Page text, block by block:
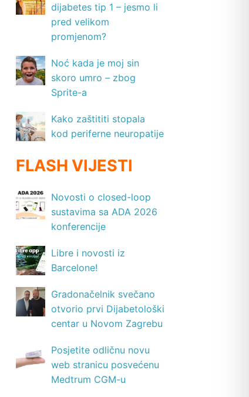
dijabetes tip 1 – jesmo li
pred velikom
promjenom?
Noć kada je moj sin
skoro umro – zbog
Sprite-a
Kako zaštititi stopala
kod periferne neuropatije
FLASH VIJESTI
Novosti o closed-loop
sustavima sa ADA 2026
konferencije
Libre i novosti iz
Barcelone!
Gradonačelnik svečano
otvorio prvi Dijabetološki
centar u Novom Zagrebu
Posjetite odličnu novu
web stranicu posvećenu
Medtrum CGM-u